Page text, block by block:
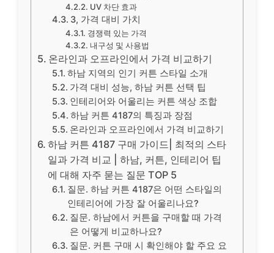
UV 차단 효과
3, 가격 대비 가치
경쟁력 있는 가격
내구성 및 사용법
온라인과 오프라인에서 가격 비교하기
하남 지역의 인기 커튼 스타일 소개
가격 대비 성능, 하남 커튼 선택 팁
인테리어와 어울리는 커튼 색상 조합
하남 커튼 4187의 특징과 장점
온라인과 오프라인에서 가격 비교하기
하남 커튼 4187 구매 가이드| 최적의 스타
일과 가격 비교 | 하남, 커튼, 인테리어 팁
에 대해 자주 묻는 질문 TOP 5
질문. 하남 커튼 4187은 어떤 스타일의
인테리어에 가장 잘 어울리나요?
질문. 하남에서 커튼을 구매할 때 가격
은 어떻게 비교하나요?
질문. 커튼 구매 시 확인해야 할 주요 요